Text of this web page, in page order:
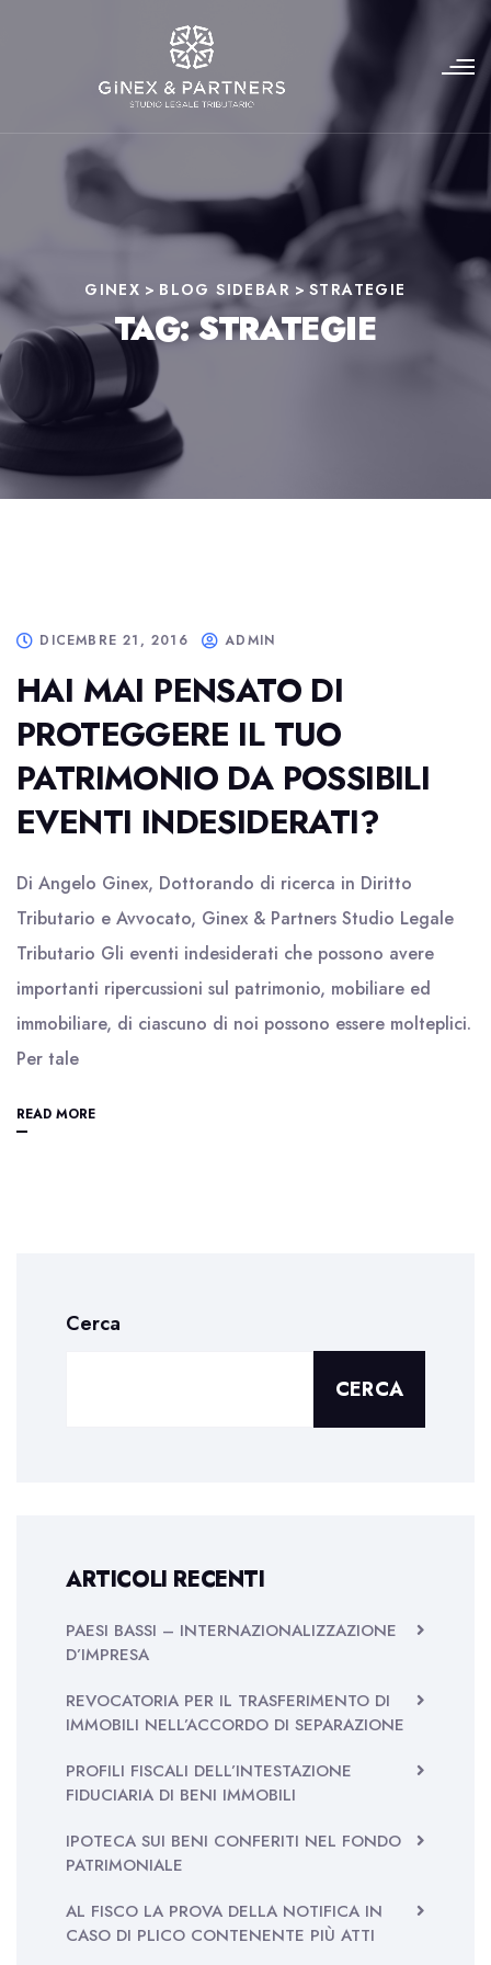
GINEX > BLOG SIDEBAR >STRATEGIE
TAG:STRATEGIE
DICEMBRE 21, 2016 ADMIN
HAI MAI PENSATO DI
PROTEGGERE IL TUO
PATRIMONIO DA POSSIBILI
EVENTI INDESIDERATI?
Di Angelo Ginex, Dottorando di ricerca in Diritto
Tributario e Avvocato, Ginex & Partners Studio Legale
Tributario Gli eventi indesiderati che possono avere
importanti ripercussioni sul patrimonio, mobiliare ed
immobiliare, di ciascuno di noi possono essere molteplici.
Per tale
READ MORE
Cerca
CERCA
ARTICOLI RECENTI
PAESI BASSI – INTERNAZIONALIZZAZIONE
D’IMPRESA
REVOCATORIA PER IL TRASFERIMENTO DI
IMMOBILI NELL’ACCORDO DI SEPARAZIONE
PROFILI FISCALI DELL’INTESTAZIONE
FIDUCIARIA DI BENI IMMOBILI
IPOTECA SUI BENI CONFERITI NEL FONDO
PATRIMONIALE
AL FISCO LA PROVA DELLA NOTIFICA IN
CASO DI PLICO CONTENENTE PIÙ ATTI